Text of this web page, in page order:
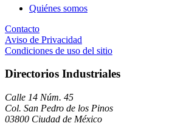
Quiénes somos
Contacto
Aviso de Privacidad
Condiciones de uso del sitio
Directorios Industriales
Calle 14 Núm. 45
Col. San Pedro de los Pinos
03800 Ciudad de México